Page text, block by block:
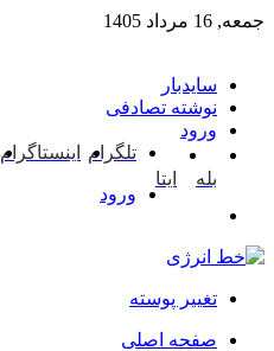
جمعه, 16 مرداد 1405
سایدبار
نوشته تصادفی
ورود
بله ایتا
تلگرام اینستاگرام
ورود
تغییر پوسته
صفحه اصلی